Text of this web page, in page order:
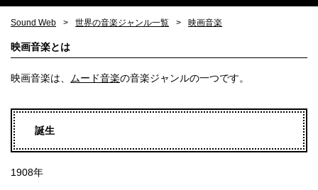
Sound Web 世界の音楽ジャンル一覧 映画音楽
映画音楽とは
映画音楽は、 ムード音楽の音楽ジャンルの一つです。
誕生
1908年